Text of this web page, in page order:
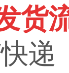
货
递